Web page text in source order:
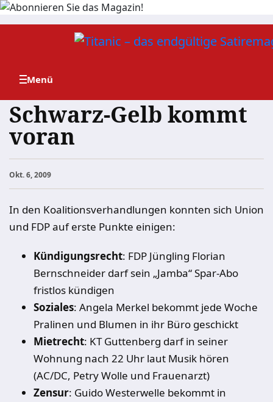
Zum
Schwarz-Gelb kommt
voran
Okt. 6, 2009
In den Koalitionsverhandlungen konnten sich Union
und FDP auf erste Punkte einigen:
Kündigungsrecht: FDP Jüngling Florian
Bernschneider darf sein „Jamba“ Spar-Abo
fristlos kündigen
Soziales: Angela Merkel bekommt jede Woche
Pralinen und Blumen in ihr Büro geschickt
Mietrecht: KT Guttenberg darf in seiner
Wohnung nach 22 Uhr laut Musik hören
(AC/DC, Petry Wolle und Frauenarzt)
Zensur: Guido Westerwelle bekommt in